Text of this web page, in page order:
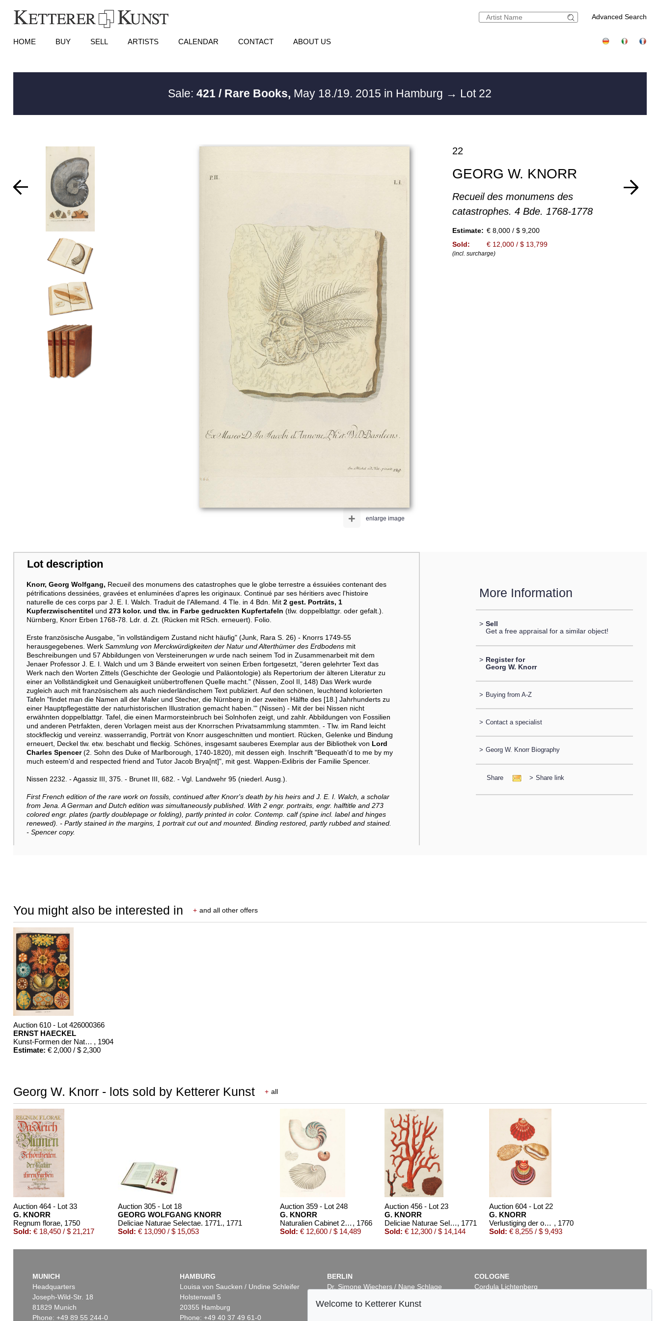
Advanced Search
HOME BUY SELL ARTISTS CALENDAR CONTACT ABOUT US
Sale:421 / Rare Books, May 18./19. 2015 in Hamburg → Lot 22
enlarge image
+
22
GEORG W. KNORR
Recueil des monumens des
catastrophes. 4 Bde. 1768-1778
Estimate: € 8,000 / $ 9,200
Sold:
€ 12,000 / $ 13,799
(incl. surcharge)
Lot description
Knorr, Georg Wolfgang, Recueil des monumens des catastrophes que le globe terrestre a éssuiées contenant des
pétrifications dessinées, gravées et enluminées d'apres les originaux. Continué par ses héritiers avec l'histoire
naturelle de ces corps par J. E. I. Walch. Traduit de l'Allemand. 4 Tle. in 4 Bdn. Mit2 gest. Porträts, 1
Kupferzwischentitel und 273 kolor. und tlw. in Farbe gedruckten Kupfertafeln (tlw. doppelblattgr. oder gefalt.).
Nürnberg, Knorr Erben 1768-78. Ldr. d. Zt. (Rücken mit RSch. erneuert). Folio.
Erste französische Ausgabe, "in vollständigem Zustand nicht häufig" (Junk, Rara S. 26) - Knorrs 1749-55
herausgegebenes. Werk Sammlung von Merckwürdigkeiten der Natur und Alterthümer des Erdbodens mit
Beschreibungen und 57 Abbildungen von Versteinerungen wurde nach seinem Tod in Zusammenarbeit mit dem
Jenaer Professor J. E. I. Walch und um 3 Bände erweitert von seinen Erben fortgesetzt, "deren gelehrter Text das
Werk nach den Worten Zittels (Geschichte der Geologie und Paläontologie) als Repertorium der älteren Literatur zu
einer an Vollständigkeit und Genauigkeit unübertroffenen Quelle macht." (Nissen, Zool II, 148) Das Werk wurde
zugleich auch mit französischem als auch niederländischem Text publiziert. Auf den schönen, leuchtend kolorierten
Tafeln "findet man die Namen all der Maler und Stecher, die Nürnberg in der zweiten Hälfte des [18.] Jahrhunderts zu
einer Hauptpflegestätte der naturhistorischen Illustration gemacht haben.'" (Nissen) - Mit der bei Nissen nicht
erwähnten doppelblattgr. Tafel, die einen Marmorsteinbruch bei Solnhofen zeigt, und zahlr. Abbildungen von Fossilien
und anderen Petrfakten, deren Vorlagen meist aus der Knorrschen Privatsammlung stammten. - Tlw. im Rand leicht
stockfleckig und vereinz. wasserrandig, Porträt von Knorr ausgeschnitten und montiert. Rücken, Gelenke und Bindung
erneuert, Deckel tlw. etw. beschabt und fleckig. Schönes, insgesamt sauberes Exemplar aus der Bibliothek von Lord
Charles Spencer(2. Sohn des Duke of Marlborough, 1740-1820), mit dessen eigh. Inschrift "Bequeath'd to me by my
much esteem'd and respected friend and Tutor Jacob Brya[nt]", mit gest. Wappen-Exlibris der Familie Spencer.
Nissen 2232. - Agassiz III, 375. - Brunet III, 682. - Vgl. Landwehr 95 (niederl. Ausg.).
First French edition of the rare work on fossils, continued after Knorr's death by his heirs and J. E. I. Walch, a scholar
from Jena. A German and Dutch edition was simultaneously published. With 2 engr. portraits, engr. halftitle and 273
colored engr. plates (partly doublepage or folding), partly printed in color. Contemp. calf (spine incl. label and hinges
renewed). - Partly stained in the margins, 1 portrait cut out and mounted. Binding restored, partly rubbed and stained.
- Spencer copy.
More Information
> Sell
Get a free appraisal for a similar object!
> Register for
Georg W. Knorr
> Buying from A-Z
> Contact a specialist
> Georg W. Knorr Biography
Share > Share link
You might also be interested in + and all other offers
Auction 610 - Lot 426000366
ERNST HAECKEL
Kunst-Formen der Natur. 10 Hefte und Supplement in 1 Band , 1904
Estimate: € 2,000 / $ 2,300
Georg W. Knorr - lots sold by Ketterer Kunst + all
Auction 464 - Lot 33
G. KNORR
Regnum florae, 1750
Sold: € 18,450 / $ 21,217
Auction 305 - Lot 18
GEORG WOLFGANG KNORR
Deliciae Naturae Selectae. 1771., 1771
Sold: € 13,090 / $ 15,053
Auction 359 - Lot 248
G. KNORR
Naturalien Cabinet 2 Bde. 1766 , 1766
Sold: € 12,600 / $ 14,489
Auction 456 - Lot 23
G. KNORR
Deliciae Naturae Selectae, 2 Bde., 1771
Sold: € 12,300 / $ 14,144
Auction 604 - Lot 22
G. KNORR
Verlustiging der oogen en van den geest. 6 Teile in 2 Bänden , 1770
Sold: € 8,255 / $ 9,493
MUNICH
Headquarters
Joseph-Wild-Str. 18
81829 Munich
Phone: +49 89 55 244-0
HAMBURG
Louisa von Saucken / Undine Schleifer
Holstenwall 5
20355 Hamburg
Phone: +49 40 37 49 61-0
BERLIN
Dr. Simone Wiechers / Nane Schlage
10719 Berlin
COLOGNE
Cordula Lichtenberg
Welcome to Ketterer Kunst